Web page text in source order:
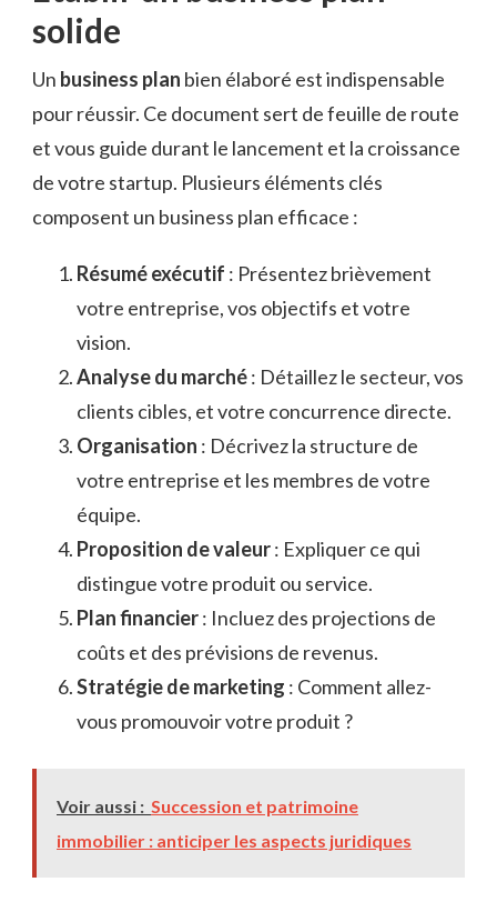
solide
Un business plan bien élaboré est indispensable
pour réussir. Ce document sert de feuille de route
et vous guide durant le lancement et la croissance
de votre startup. Plusieurs éléments clés
composent un business plan efficace :
Résumé exécutif : Présentez brièvement
votre entreprise, vos objectifs et votre
vision.
Analyse du marché: Détaillez le secteur, vos
clients cibles, et votre concurrence directe.
Organisation : Décrivez la structure de
votre entreprise et les membres de votre
équipe.
Proposition de valeur: Expliquer ce qui
distingue votre produit ou service.
Plan financier: Incluez des projections de
coûts et des prévisions de revenus.
Stratégie de marketing : Comment allez-
vous promouvoir votre produit ?
Voir aussi : Succession et patrimoine
immobilier : anticiper les aspects juridiques